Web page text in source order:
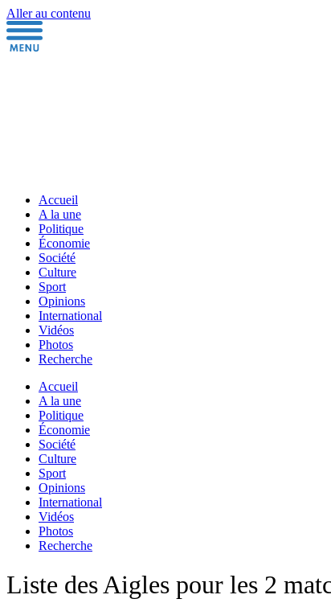
Aller au contenu
Accueil
A la une
Politique
Économie
Société
Culture
Sport
Opinions
International
Vidéos
Photos
Recherche
Accueil
A la une
Politique
Économie
Société
Culture
Sport
Opinions
International
Vidéos
Photos
Recherche
Liste des Aigles pour les 2